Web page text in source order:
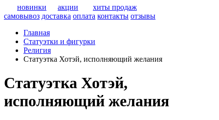
новинки акции
хиты продаж
самовывоз доставка оплата контакты отзывы
Главная
Статуэтки и фигурки
Религия
Статуэтка Хотэй, исполняющий желания
Статуэтка Хотэй,
исполняющий желания